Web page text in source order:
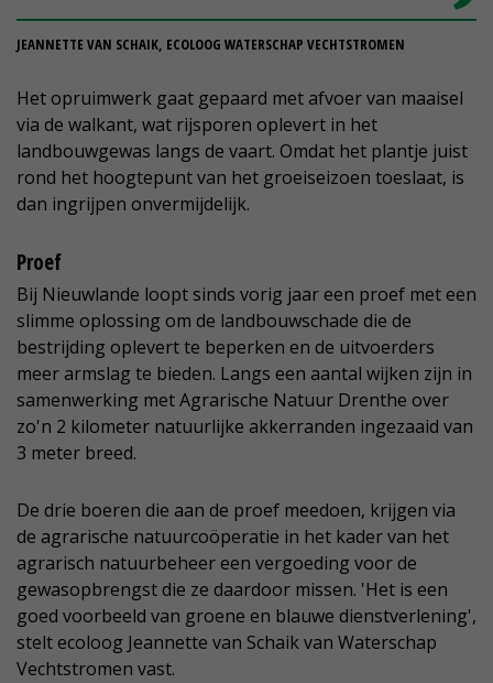
JEANNETTE VAN SCHAIK, ECOLOOG WATERSCHAP VECHTSTROMEN
Het opruimwerk gaat gepaard met afvoer van maaisel
via de walkant, wat rijsporen oplevert in het
landbouwgewas langs de vaart. Omdat het plantje juist
rond het hoogtepunt van het groeiseizoen toeslaat, is
dan ingrijpen onvermijdelijk.
Proef
Bij Nieuwlande loopt sinds vorig jaar een proef met een
slimme oplossing om de landbouwschade die de
bestrijding oplevert te beperken en de uitvoerders
meer armslag te bieden. Langs een aantal wijken zijn in
samenwerking met Agrarische Natuur Drenthe over
zo'n 2 kilometer natuurlijke akkerranden ingezaaid van
3 meter breed.
De drie boeren die aan de proef meedoen, krijgen via
de agrarische natuurcoöperatie in het kader van het
agrarisch natuurbeheer een vergoeding voor de
gewasopbrengst die ze daardoor missen. 'Het is een
goed voorbeeld van groene en blauwe dienstverlening',
stelt ecoloog Jeannette van Schaik van Waterschap
Vechtstromen vast.